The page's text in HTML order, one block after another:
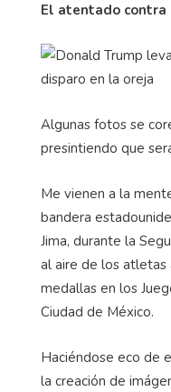
El atentado contra
Algunas fotos se
presintiendo que
Me vienen a la
bandera
Jima, durante la
al aire de los atletas
medallas en los
Ciudad de México.
Haciéndose eco de
la creación de